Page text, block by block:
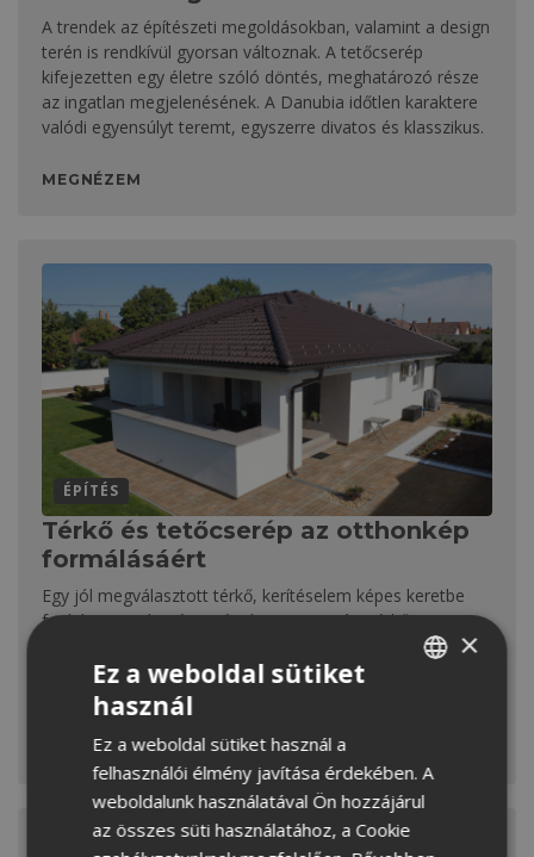
A trendek az építészeti megoldásokban, valamint a design
terén is rendkívül gyorsan változnak. A tetőcserép
kifejezetten egy életre szóló döntés, meghatározó része
az ingatlan megjelenésének. A Danubia időtlen karaktere
valódi egyensúlyt teremt, egyszerre divatos és klasszikus.
MEGNÉZEM
ÉPÍTÉS
Térkő és tetőcserép az otthonkép
formálásáért
Egy jól megválasztott térkő, kerítéselem képes keretbe
foglalni a tereket és az épületet. A Terrán Térkő
különböző forma- és színvilágú, illetve textúráltságú
modelljei a tetőcserepekkel szinergiát alkotva láttak
napvilágot.
MEGNÉZEM
SERBIAN
×
Ez a weboldal sütiket
használ
Ez a weboldal sütiket használ a
felhasználói élmény javítása érdekében. A
weboldalunk használatával Ön hozzájárul
az összes süti használatához, a Cookie